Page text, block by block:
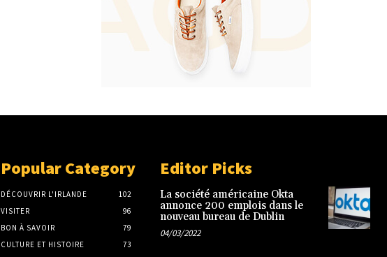
Popular Category
DÉCOUVRIR L'IRLANDE
102
VISITER
96
BON À SAVOIR
79
CULTURE ET HISTOIRE
73
Editor Picks
La société américaine Okta
annonce 200 emplois dans le
nouveau bureau de Dublin
04/03/2022